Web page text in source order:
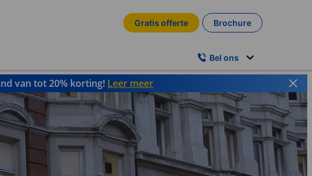
Gratis offerte Brochure
Bel ons
van tot 20% korting! Leer meer